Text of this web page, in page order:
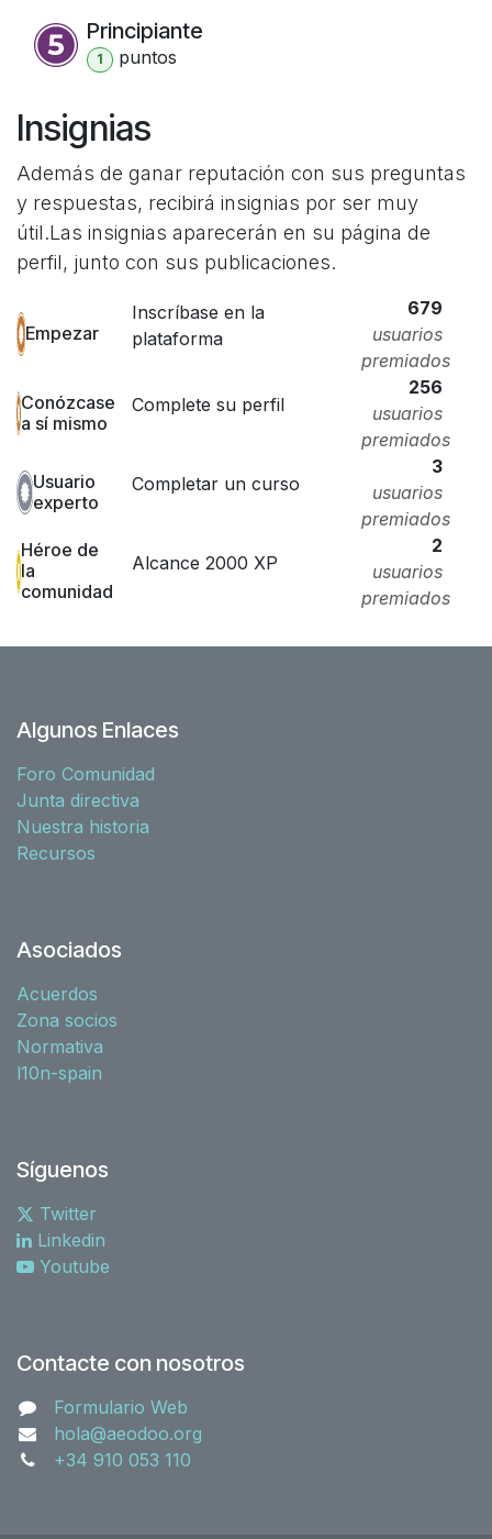
Principiante
1 puntos
Insignias
Además de ganar reputación con sus preguntas
y respuestas, recibirá insignias por ser muy
útil.Las insignias aparecerán en su página de
perfil, junto con sus publicaciones.
Empezar
Inscríbase en la
plataforma
679
usuarios
premiados
Conózcase
a sí mismo
Complete su perfil
256
usuarios
premiados
Usuario
experto
Completar un curso
3
usuarios
premiados
Héroe de
la
comunidad
Alcance 2000 XP
2
usuarios
premiados
Algunos Enlaces
Foro Comunidad
Junta directiva
Nuestra historia
Recursos
Asociados
Acuerdos
Zona socios
Normativa
l10n-spain
Síguenos
Twitter
Linkedin
Youtube
Contacte con nosotros
Formulario Web
hola@aeodoo.org
+34 910 053 110